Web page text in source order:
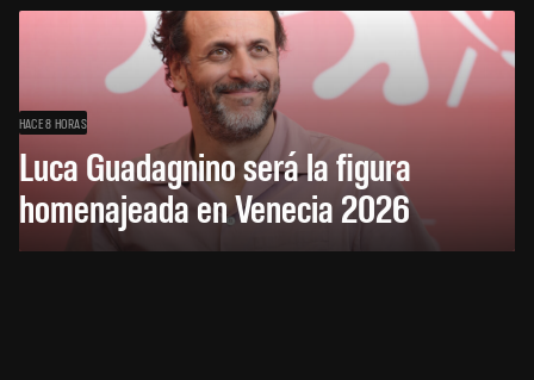
HACE 8 HORAS
Luca Guadagnino será la figura
homenajeada en Venecia 2026